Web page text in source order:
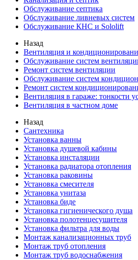
Обслуживание септика
Обслуживание ливневых систем
Обслуживание КНС и Sololift
Назад
Вентиляция и
Обслуживание систем
Ремонт систем вентиляции
Обслуживание систем
Ремонт систем
Вентиляция в гараже: тонкости
Вентиляция в частном доме
Назад
Сантехника
Установка ванны
Установка душевой кабины
Установка инсталяции
Установка радиатора отопления
Установка раковины
Установка смесителя
Установка унитаза
Установка биде
Установка гигиенического душа
Установка полотенцесушителя
Установка фильтра для воды
Монтаж канализационных труб
Монтаж труб отопления
Монтаж труб водоснабжения